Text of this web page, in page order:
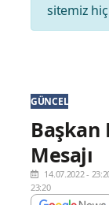
sitemiz
GÜNCEL
Başkan
Mesajı
14.07.2022 -
23:20